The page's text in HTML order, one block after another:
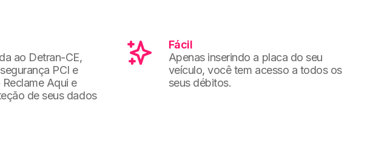
ao Detran-CE,
PCI e
Aqui e
de seus dados
Fácil
Apenas inserindo a placa do seu
veículo, você tem acesso a todos os
seus débitos.